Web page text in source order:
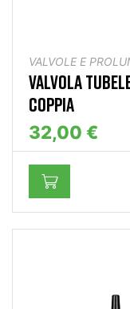
VALVOLE E
VALVOLA
COPPIA
32,00 €